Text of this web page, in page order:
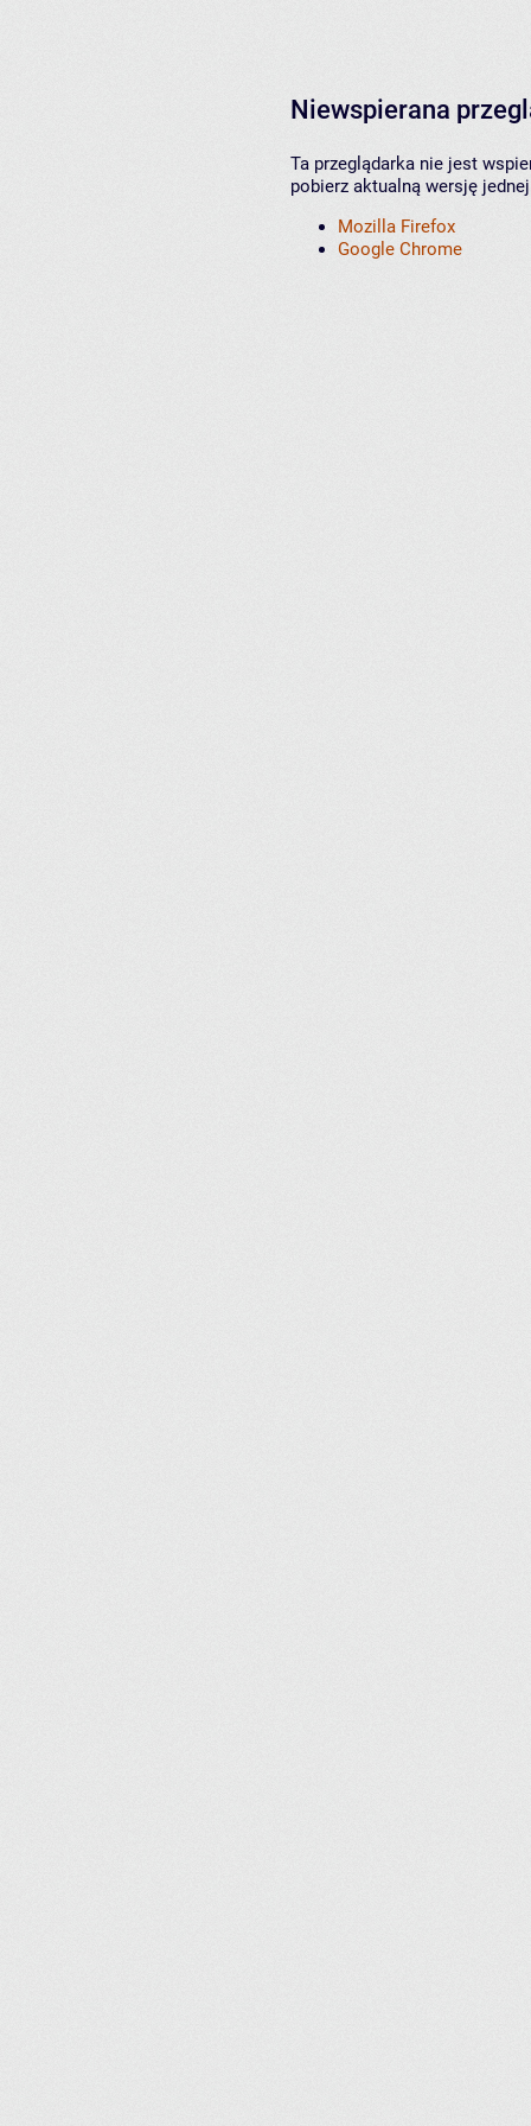
Niewspierana
Ta przeglądarka nie jest
pobierz aktualną wersję
Mozilla Firefox
Google Chrome